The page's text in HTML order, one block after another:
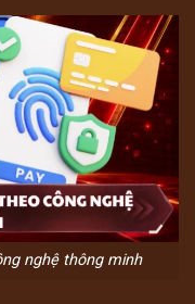
nghệ thông minh